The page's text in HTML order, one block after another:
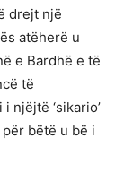
drejt një
atëherë u
e Bardhë e të
të
njëjtë ‘sikario’
bëtë u bë i